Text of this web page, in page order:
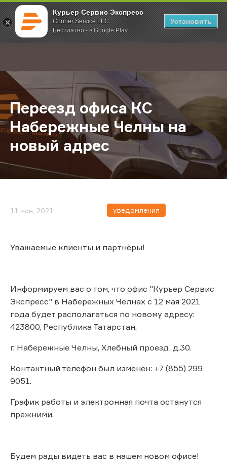
Курьер Сервис Экспресс
Courier Service LLC
Бесплатно - в Google Play
Установить
; Главная О компании Новости Переезд офиса КС Набережные
Переезд офиса КС
Набережные Челны на
новый адрес
11 мая, 2021 уведомления
Уважаемые клиенты и партнёры!
Информируем вас о том, что офис "Курьер Сервис
Экспресс" в Набережных Челнах с 12 мая 2021
года будет располагаться по новому адресу:
423800, Республика Татарстан,
г. Набережные Челны, Хлебный проезд, д.30.
Контактный телефон был изменён: +7 (855) 299
9051.
График работы и электронная почта останутся
прежними.
Будем рады видеть вас в нашем новом офисе!